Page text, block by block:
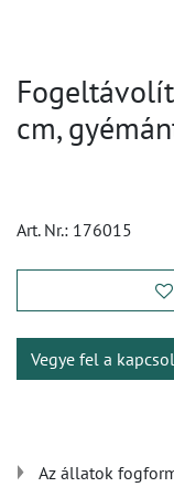
cm,
Art. Nr.: 176015
Vegye fel a
Az állatok